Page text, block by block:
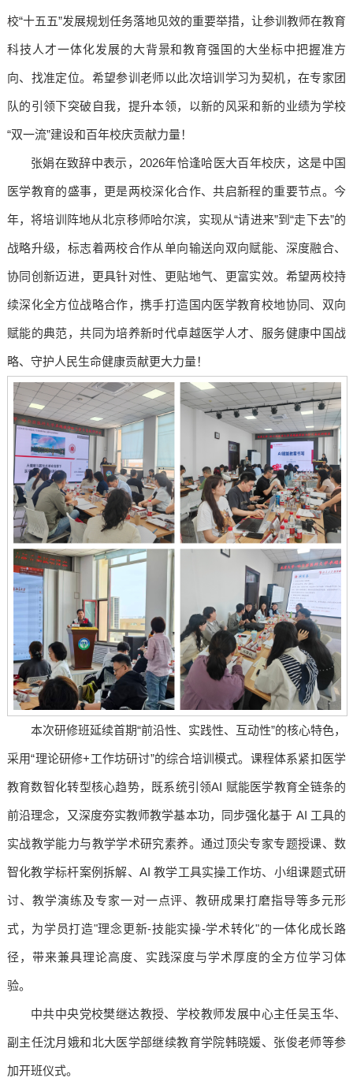
校“十五五”发展规划任务落地见效的重要举措，让参训教师在教育
科技人才一体化发展的大背景和教育强国的大坐标中把握准方
向、找准定位。希望参训老师以此次培训学习为契机，在专家团
队的引领下突破自我，提升本领，以新的风采和新的业绩为学校
“双一流”建设和百年校庆贡献力量！
张娟在致辞中表示，2026年恰逢哈医大百年校庆，这是中国
医学教育的盛事，更是两校深化合作、共启新程的重要节点。今
年，将培训阵地从北京移师哈尔滨，实现从“请进来”到“走下去”的
战略升级，标志着两校合作从单向输送向双向赋能、深度融合、
协同创新迈进，更具针对性、更贴地气、更富实效。希望两校持
续深化全方位战略合作，携手打造国内医学教育校地协同、双向
赋能的典范，共同为培养新时代卓越医学人才、服务健康中国战
略、守护人民生命健康贡献更大力量！
本次研修班延续首期“前沿性、实践性、互动性”的核心特色，
采用“理论研修+工作坊研讨”的综合培训模式。课程体系紧扣医学
教育数智化转型核心趋势，既系统引领AI 赋能医学教育全链条的
前沿理念，又深度夯实教师教学基本功，同步强化基于 AI 工具的
实战教学能力与教学学术研究素养。通过顶尖专家专题授课、数
智化教学标杆案例拆解、AI 教学工具实操工作坊、小组课题式研
讨、教学演练及专家一对一点评、教研成果打磨指导等多元形
式，为学员打造"理念更新-技能实操-学术转化"的一体化成长路
径，带来兼具理论高度、实践深度与学术厚度的全方位学习体
验。
中共中央党校樊继达教授、学校教师发展中心主任吴玉华、
副主任沈月娥和北大医学部继续教育学院韩晓媛、张俊老师等参
加开班仪式。